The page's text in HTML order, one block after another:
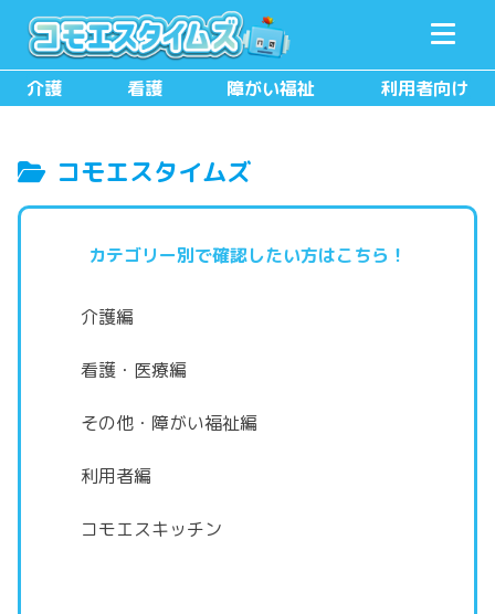
介護 看護 障がい福祉 利用者向け
コモエスタイムズ
カテゴリー別で確認したい方はこちら！
介護編
看護・医療編
その他・障がい福祉編
利用者編
コモエスキッチン
メニュー 検索